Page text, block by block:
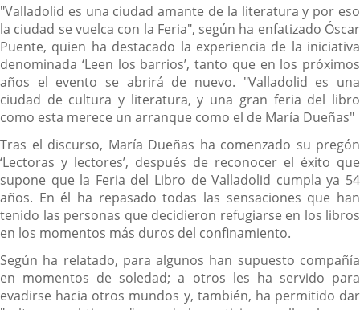
"Valladolid es una ciudad amante de la literatura y por eso
la ciudad se vuelca con la Feria", según ha enfatizado Óscar
Puente, quien ha destacado la experiencia de la iniciativa
denominada ‘Leen los barrios’, tanto que en los próximos
años el evento se abrirá de nuevo. "Valladolid es una
ciudad de cultura y literatura, y una gran feria del libro
como esta merece un arranque como el de María Dueñas"
Tras el discurso, María Dueñas ha comenzado su pregón
‘Lectoras y lectores’, después de reconocer el éxito que
supone que la Feria del Libro de Valladolid cumpla ya 54
años. En él ha repasado todas las sensaciones que han
tenido las personas que decidieron refugiarse en los libros
en los momentos más duros del confinamiento.
Según ha relatado, para algunos han supuesto compañía
en momentos de soledad; a otros les ha servido para
evadirse hacia otros mundos y, también, ha permitido dar